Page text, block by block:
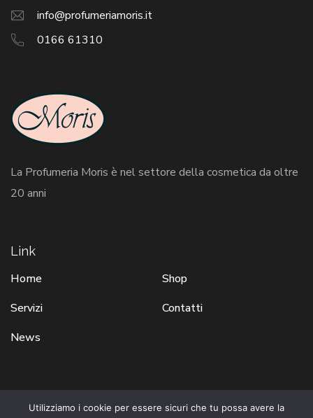
info@profumeriamoris.it
0166 61310
La Profumeria Moris è nel settore della cosmetica da oltre
20 anni
Link
Home
Servizi
News
Shop
Contatti
Utilizziamo i cookie per essere sicuri che tu possa avere la